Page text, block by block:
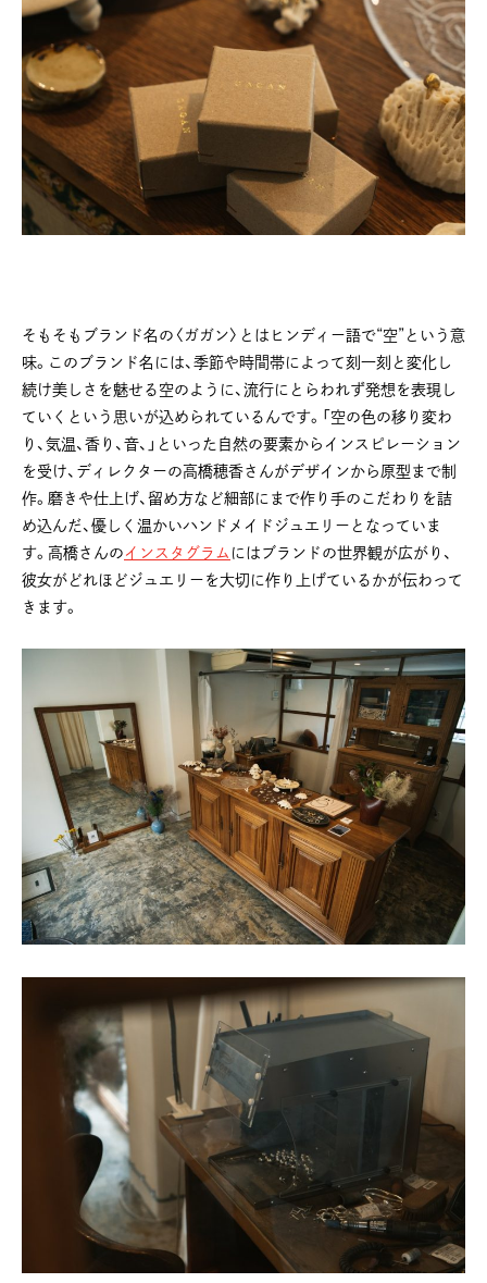
そもそもブランド名の〈ガガン〉とはヒンディー語で“空”という意
味。このブランド名には、季節や時間帯によって刻一刻と変化し
続け美しさを魅せる空のように、流行にとらわれず発想を表現し
ていくという思いが込められているんです。「空の色の移り変わ
り、気温、香り、音、」といった自然の要素からインスピレーション
を受け、ディレクターの高橋穂香さんがデザインから原型まで制
作。磨きや仕上げ、留め方など細部にまで作り手のこだわりを詰
め込んだ、優しく温かいハンドメイドジュエリーとなっていま
す。高橋さんの インスタグラム にはブランドの世界観が広がり、
彼女がどれほどジュエリーを大切に作り上げているかが伝わって
きます。